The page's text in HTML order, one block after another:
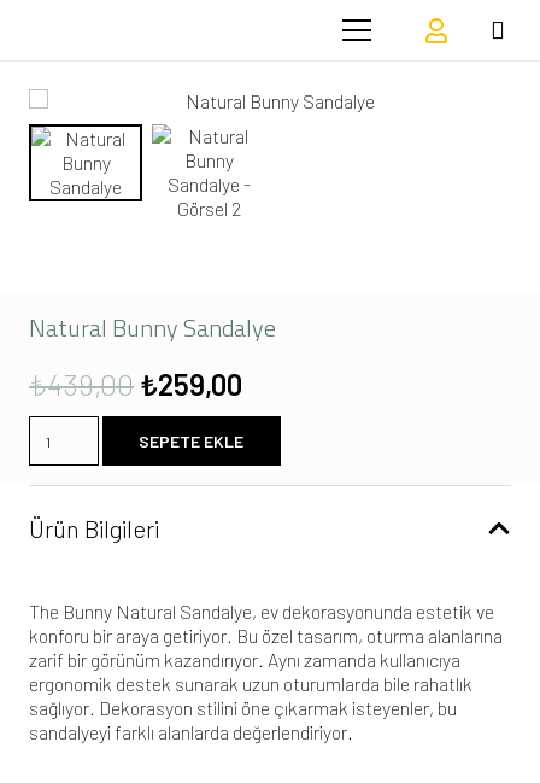
Natural Bunny Sandalye
₺439,00 Orijinal
fiyat:
₺439,00.
₺259,00
andaki
fiyat:
₺259,00.
Bunny
SEPETE EKLE
Ürün Bilgileri
The Bunny Natural Sandalye, ev dekorasyonunda estetik ve
konforu bir araya getiriyor. Bu özel tasarım, oturma alanlarına
zarif bir görünüm kazandırıyor. Aynı zamanda kullanıcıya
ergonomik destek sunarak uzun oturumlarda bile rahatlık
sağlıyor. Dekorasyon stilini öne çıkarmak isteyenler, bu
sandalyeyi farklı alanlarda değerlendiriyor.